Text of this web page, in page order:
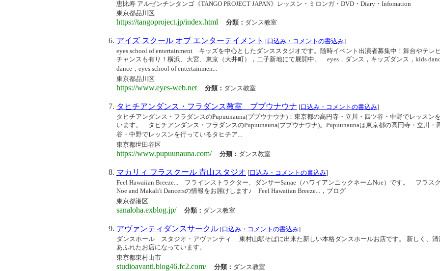
恵比寿 アルゼンチンタンゴ《TANGO PROJECT JAPAN》レッスン・ミロンガ・DVD・Diary・Infomation
東京都品川区
https://tangoproject.jp/index.html 分類： ダンス教室
アイズ スクール オブ エンターテイメント [口込み・コメントの書込み]
eyes school of entertainment キッズを中心としたダンススタジオです。随時イベント出演者募集中！舞台やテレ
チャンスも有り！横浜、大宮、東京（大井町），二子新地にて展開中。 eyes，ダンス，キッズダンス，kids
dance，eyes school of entertainmen...
東京都品川区
https://www.eyes-web.net 分類： ダンス教室
タヒチアンダンス・フラダンス教室 ププウナウナ [口込み・コメントの書込み]
タヒチアンダンス・フラダンスのPupuunauna(ププウナウナ)：東京都の高円寺・立川・四ツ谷・中野でレッスン
います。 タヒチアンダンス・フラダンスのPupuunauna(ププウナウナ)。Pupuunaunaは東京都の高円寺・立川・
谷・中野でレッスンを行っているタヒチア...
東京都世田谷区
https://www.pupuunauna.com/ 分類： ダンス教室
マカリィ フラスクール 青山スタジオ [口込み・コメントの書込み]
Feel Hawaiian Breeze... フラインストラクター、ダンサーSanae（ハワイアンニックネームNoe）です。 フラス
Noe and Makali'i Dancersの情報をお届けします♪ Feel Hawaiian Breeze...，ブログ
東京都港区
sanaloha.exblog.jp/ 分類： ダンス教室
アヴァンティダンスサークル [口込み・コメントの書込み]
ダンスホール スタジオ・アヴァンティ 東村山駅そばに出来た新しい本格ダンスホールお店です。 新しく、清
あふれたお店になっています。
東京都東村山市
studioavanti.blog46.fc2.com/ 分類： ダンス教室